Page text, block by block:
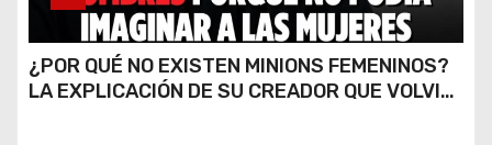
¿POR QUÉ NO EXISTEN MINIONS FEMENINOS?
LA EXPLICACIÓN DE SU CREADOR QUE VOLVIÓ